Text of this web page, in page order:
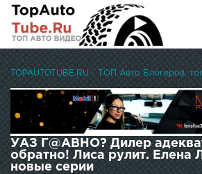
УАЗ Г@АВНО? Дилер
обратно! Лиса рулит. Елена
новые серии